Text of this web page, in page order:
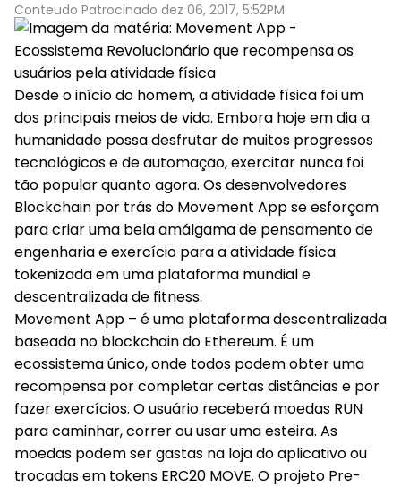
Conteudo Patrocinado dez 06, 2017, 5:52PM
Desde o início do homem, a atividade física foi um
dos principais meios de vida. Embora hoje em dia a
humanidade possa desfrutar de muitos progressos
tecnológicos e de automação, exercitar nunca foi
tão popular quanto agora. Os desenvolvedores
Blockchain por trás do Movement App se esforçam
para criar uma bela amálgama de pensamento de
engenharia e exercício para a atividade física
tokenizada em uma plataforma mundial e
descentralizada de fitness.
Movement App – é uma plataforma descentralizada
baseada no blockchain do Ethereum. É um
ecossistema único, onde todos podem obter uma
recompensa por completar certas distâncias e por
fazer exercícios. O usuário receberá moedas RUN
para caminhar, correr ou usar uma esteira. As
moedas podem ser gastas na loja do aplicativo ou
trocadas em tokens ERC20 MOVE. O projeto Pre-